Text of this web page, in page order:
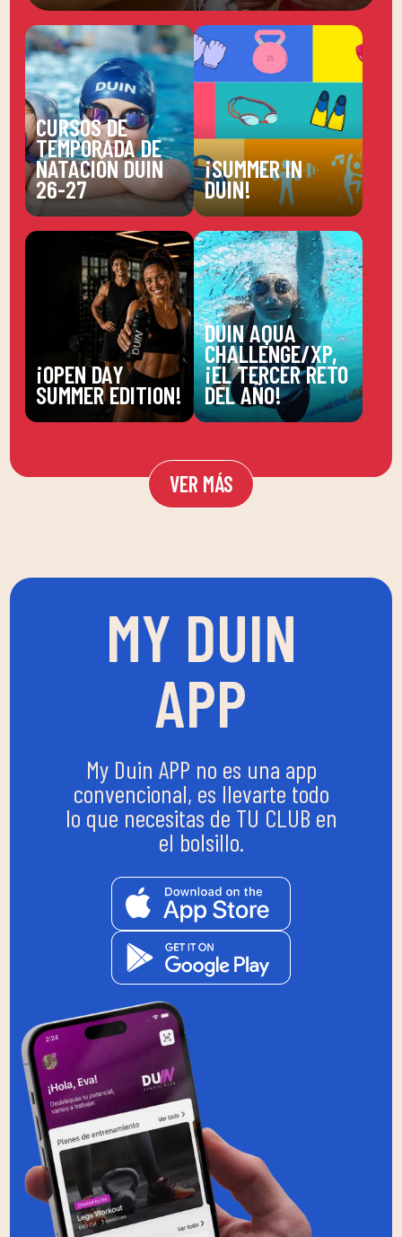
CURSOS DE
TEMPORADA DE
NATACIÓN DUIN
26-27
¡SUMMER IN
DUIN!
¡OPEN DAY
SUMMER EDITION!
DUIN AQUA
CHALLENGE/XP,
¡EL TERCER RETO
DEL AÑO!
VER MÁS
MY DUIN
APP
My Duin APP no es una app
convencional, es llevarte todo
lo que necesitas de TU CLUB en
el bolsillo.